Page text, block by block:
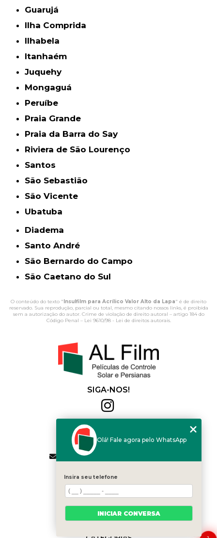
Guarujá
Ilha Comprida
Ilhabela
Itanhaém
Juquehy
Mongaguá
Peruíbe
Praia Grande
Praia da Barra do Say
Riviera de São Lourenço
Santos
São Sebastião
São Vicente
Ubatuba
Diadema
Santo André
São Bernardo do Campo
São Caetano do Sul
O conteúdo do texto " Insulfilm para Acrílico Valor Alto da Lapa" é de direito
reservado. Sua reprodução, parcial ou total, mesmo citando nossos links, é proibida
sem a autorização do autor. Crime de violação de direito autoral – artigo 184 do
Código Penal – Lei 9610/98 - Lei de direitos autorais.
SIGA-NOS!
(11) 2564-4684
(11) 94168-2041
contato.vendas@alfilm.com.br
MENU
HOME
QUEM SOMOS
SERVIÇOS
BLOG
Olá! Fale agora pelo WhatsApp
Insira seu telefone
INICIAR CONVERSA